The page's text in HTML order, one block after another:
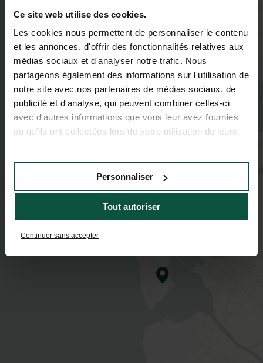
Ce site web utilise des cookies.
Les cookies nous permettent de personnaliser le contenu
et les annonces, d'offrir des fonctionnalités relatives aux
médias sociaux et d'analyser notre trafic. Nous
partageons également des informations sur l'utilisation de
notre site avec nos partenaires de médias sociaux, de
publicité et d'analyse, qui peuvent combiner celles-ci
avec d'autres informations que vous leur avez fournies
ou qu'ils ont collectées lors de votre utilisation de leurs
Tout autoriser
Personnaliser
Continuer sans accepter